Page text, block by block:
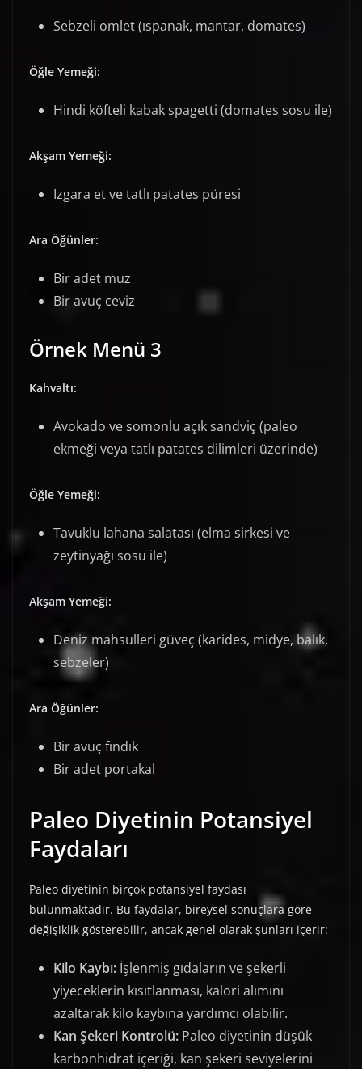
Sebzeli omlet (ıspanak, mantar, domates)
Öğle Yemeği:
Hindi köfteli kabak spagetti (domates sosu ile)
Akşam Yemeği:
Izgara et ve tatlı patates püresi
Ara Öğünler:
Bir adet muz
Bir avuç ceviz
Örnek Menü 3
Kahvaltı:
Avokado ve somonlu açık sandviç (paleo
ekmeği veya tatlı patates dilimleri üzerinde)
Öğle Yemeği:
Tavuklu lahana salatası (elma sirkesi ve
zeytinyağı sosu ile)
Akşam Yemeği:
Deniz mahsulleri güveç (karides, midye, balık,
sebzeler)
Ara Öğünler:
Bir avuç fındık
Bir adet portakal
Paleo Diyetinin Potansiyel
Faydaları
Paleo diyetinin birçok potansiyel faydası
bulunmaktadır. Bu faydalar, bireysel sonuçlara göre
değişiklik gösterebilir, ancak genel olarak şunları içerir:
Kilo Kaybı: İşlenmiş gıdaların ve şekerli
yiyeceklerin kısıtlanması, kalori alımını
azaltarak kilo kaybına yardımcı olabilir.
Kan Şekeri Kontrolü: Paleo diyetinin düşük
karbonhidrat içeriği, kan şekeri seviyelerini